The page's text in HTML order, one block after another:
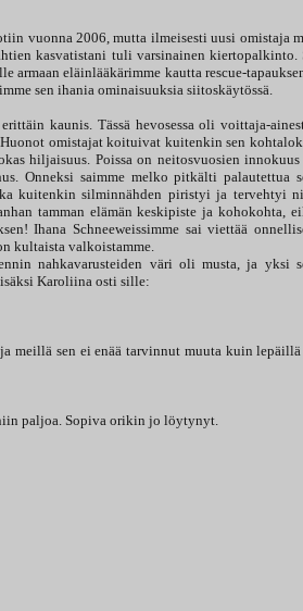
vuonna 2006, mutta ilmeisesti uusi omistaja
kasvatistani tuli varsinainen kiertopalkinto.
eläinlääkärimme kautta rescue-
sen ihania ominaisuuksia siitoskäytössä.
kaunis. Tässä hevosessa oli voittaja-
omistajat koituivat kuitenkin sen
hiljaisuus. Poissa on neitosvuosien innokuus
Onneksi saimme melko pitkälti palautettua
kuitenkin silminnähden piristyi ja tervehtyi
tamman elämän keskipiste ja kohokohta,
Ihana Schneeweissimme sai viettää
kultaista valkoistamme.
nahkavarusteiden väri oli musta, ja yksi
Karoliina osti sille:
meillä sen ei enää tarvinnut muuta kuin
paljoa. Sopiva orikin jo löytynyt.